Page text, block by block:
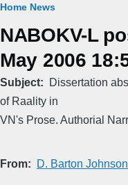
Breadcrumb
Home News
NABOKV-L
May 2006
Subject
Dissertation
of Raality in
VN's Prose. Authorial
From D. Barton Johnson